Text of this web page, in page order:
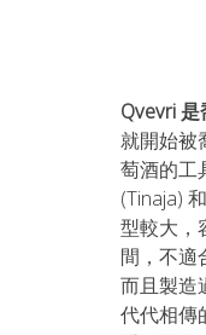
Qvevri
就開始被
萄酒的工
(Tinaja)
型較大，
間，不適
而且製造
代代相傳